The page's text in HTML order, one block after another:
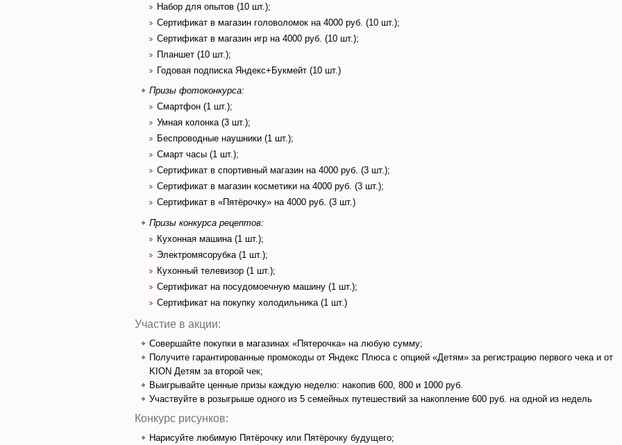
Набор для опытов (10 шт.);
Сертификат в магазин головоломок на 4000 руб. (10 шт.);
Сертификат в магазин игр на 4000 руб. (10 шт.);
Планшет (10 шт.);
Годовая подписка Яндекс+Букмейт (10 шт.)
Призы фотоконкурса:
Смартфон (1 шт.);
Умная колонка (3 шт.);
Беспроводные наушники (1 шт.);
Смарт часы (1 шт.);
Сертификат в спортивный магазин на 4000 руб. (3 шт.);
Сертификат в магазин косметики на 4000 руб. (3 шт.);
Сертификат в «Пятёрочку» на 4000 руб. (3 шт.)
Призы конкурса рецептов:
Кухонная машина (1 шт.);
Электромясорубка (1 шт.);
Кухонный телевизор (1 шт.);
Сертификат на посудомоечную машину (1 шт.);
Сертификат на покупку холодильника (1 шт.)
Участие в акции:
Совершайте покупки в магазинах «Пятерочка» на любую сумму;
Получите гарантированные промокоды от Яндекс Плюса с опцией «Детям» за регистрацию первого чека и от
KION Детям за второй чек;
Выигрывайте ценные призы каждую неделю: накопив 600, 800 и 1000 руб.
Участвуйте в розыгрыше одного из 5 семейных путешествий за накопление 600 руб. на одной из недель
Конкурс рисунков:
Нарисуйте любимую Пятёрочку или Пятёрочку будущего;